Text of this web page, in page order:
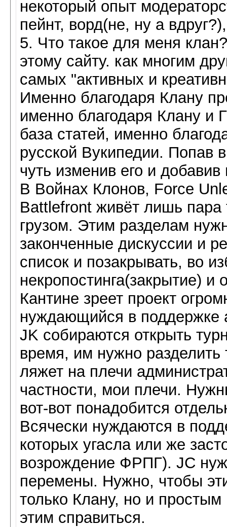
некоторый опыт
пейнт, ворд(не, ну а
5. Что такое для меня
этому сайту. как многим
самых "активных и
Именно благодаря Клану
именно благодаря Клану и
база статей, именно
русской Вукипедии. Попав
чуть изменив его и добавив
В Войнах Клонов, Force
Battlefront живёт лишь
грузом. Этим разделам
законченные дискуссии и
список и позакрывать, во
некропостинга(закрытие)
Кантине зреет проект
нуждающийся в поддержке
JK собираются открыть
время, им нужно
ляжет на плечи
частности, мои плечи.
вот-вот понадобится
Всячески нуждаются в
которых угасла или же
возрождение ФРПГ). JC
перемены. Нужно, чтобы
только Клану, но и
этим справиться.